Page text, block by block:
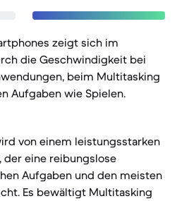
zeigt sich im
die Geschwindigkeit bei
beim Multitasking
Aufgaben wie Spielen.
von einem leistungsstarken
der eine reibungslose
Aufgaben und den meisten
Es bewältigt Multitasking